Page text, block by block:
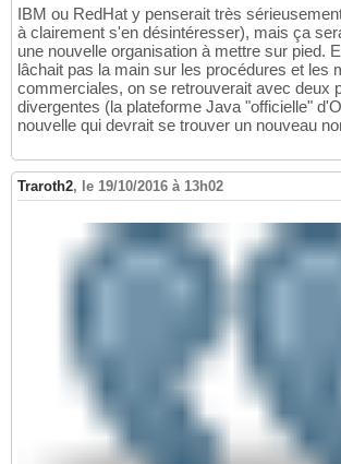
IBM ou RedHat y penserait très
à clairement s'en désintéresser), mais ça
une nouvelle organisation à mettre sur pied.
lâchait pas la main sur les procédures et les
commerciales, on se retrouverait avec deux
divergentes (la plateforme Java "officielle"
nouvelle qui devrait se trouver un nouveau
Traroth2, le 19/10/2016 à 13h02